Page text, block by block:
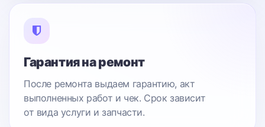
Гарантия на ремонт
После ремонта выдаем гарантию, акт
выполненных работ и чек. Срок зависит
от вида услуги и запчасти.